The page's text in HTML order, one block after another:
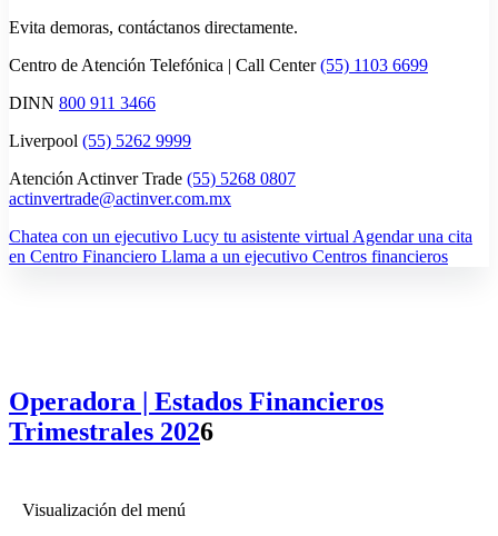
Evita demoras, contáctanos directamente.
Centro de Atención Telefónica | Call Center(55) 1103 6699
DINN 800 911 3466
Liverpool (55) 5262 9999
Atención Actinver Trade (55) 5268 0807
actinvertrade@actinver.com.mx
Chatea con un ejecutivo Lucy tu asistente virtual Agendar una cita
en Centro Financiero Llama a un ejecutivo Centros financieros
Operadora | Estados Financieros
Trimestrales 2026
Visualización del menú